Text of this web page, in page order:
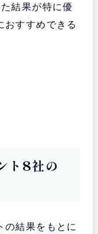
結果が特に優
おすすめできる
ト8社の
の結果をもとに